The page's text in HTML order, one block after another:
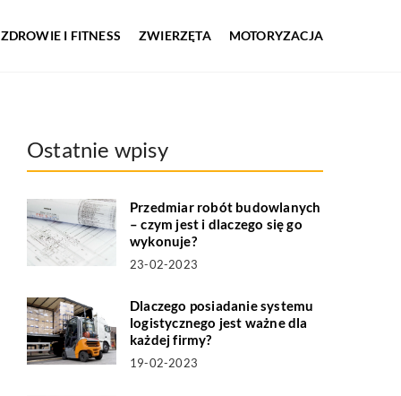
ZDROWIE I FITNESS ZWIERZĘTA MOTORYZACJA
Ostatnie wpisy
Przedmiar robót budowlanych
– czym jest i dlaczego się go
wykonuje?
23-02-2023
Dlaczego posiadanie systemu
logistycznego jest ważne dla
każdej firmy?
19-02-2023